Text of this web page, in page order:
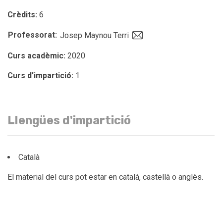
Crèdits: 6
Professorat: Josep Maynou Terri
Curs acadèmic: 2020
Curs d'impartició: 1
Llengües d'impartició
Català
El material del curs pot estar en català, castellà o anglès.